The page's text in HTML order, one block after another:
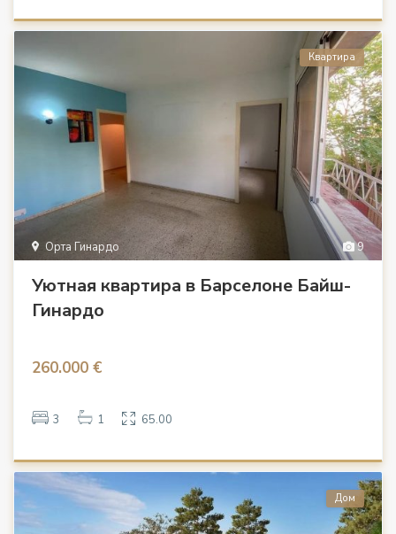
9
Орта Гинардо
Квартира
Уютная квартира в Барселоне Байш-
Гинардо
260.000 €
3 1 65.00
Дом